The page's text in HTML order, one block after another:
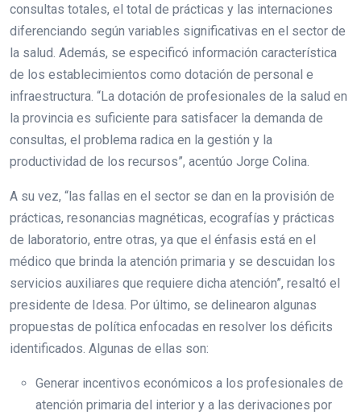
consultas totales, el total de prácticas y las internaciones
diferenciando según variables significativas en el sector de
la salud. Además, se especificó información característica
de los establecimientos como dotación de personal e
infraestructura. “La dotación de profesionales de la salud en
la provincia es suficiente para satisfacer la demanda de
consultas, el problema radica en la gestión y la
productividad de los recursos”, acentúo Jorge Colina.
A su vez, “las fallas en el sector se dan en la provisión de
prácticas, resonancias magnéticas, ecografías y prácticas
de laboratorio, entre otras, ya que el énfasis está en el
médico que brinda la atención primaria y se descuidan los
servicios auxiliares que requiere dicha atención”, resaltó el
presidente de Idesa. Por último, se delinearon algunas
propuestas de política enfocadas en resolver los déficits
identificados. Algunas de ellas son:
Generar incentivos económicos a los profesionales de
atención primaria del interior y a las derivaciones por